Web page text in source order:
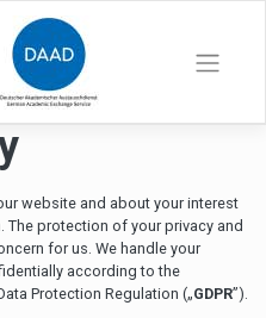
website and about your interest
The protection of your privacy and
for us. We handle your
according to the
Protection Regulation („GDPR”).